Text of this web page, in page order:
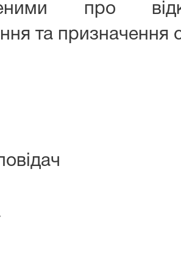
про
та призначення